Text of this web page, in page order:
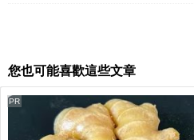
您也可能喜歡這些文章
PR